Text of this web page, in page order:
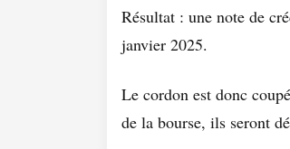
Résultat : une note de
janvier 2025.
Le cordon est donc
de la bourse, ils seront